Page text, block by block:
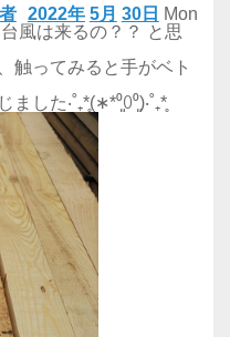
2022年 5月 30日 Mon
風は来るの？？ と思
触ってみると手がベト
した‧˚₊*̥(∗︎*⁰͈꒨⁰͈)‧˚₊*̥